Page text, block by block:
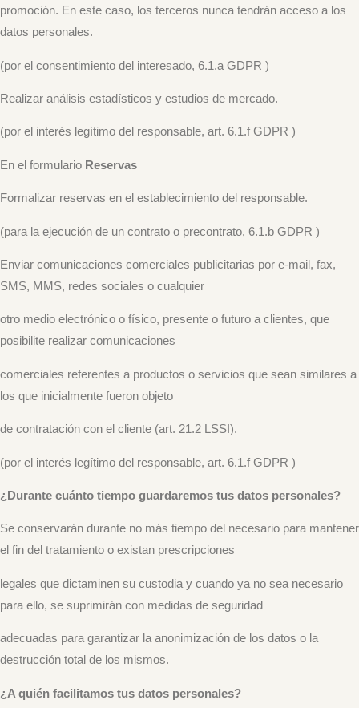
promoción. En este caso, los terceros nunca tendrán acceso a los
datos personales.
(por el consentimiento del interesado, 6.1.a GDPR )
Realizar análisis estadísticos y estudios de mercado.
(por el interés legítimo del responsable, art. 6.1.f GDPR )
En el formulario Reservas
Formalizar reservas en el establecimiento del responsable.
(para la ejecución de un contrato o precontrato, 6.1.b GDPR )
Enviar comunicaciones comerciales publicitarias por e-mail, fax,
SMS, MMS, redes sociales o cualquier
otro medio electrónico o físico, presente o futuro a clientes, que
posibilite realizar comunicaciones
comerciales referentes a productos o servicios que sean similares a
los que inicialmente fueron objeto
de contratación con el cliente (art. 21.2 LSSI).
(por el interés legítimo del responsable, art. 6.1.f GDPR )
¿Durante cuánto tiempo guardaremos tus datos personales?
Se conservarán durante no más tiempo del necesario para mantener
el fin del tratamiento o existan prescripciones
legales que dictaminen su custodia y cuando ya no sea necesario
para ello, se suprimirán con medidas de seguridad
adecuadas para garantizar la anonimización de los datos o la
destrucción total de los mismos.
¿A quién facilitamos tus datos personales?